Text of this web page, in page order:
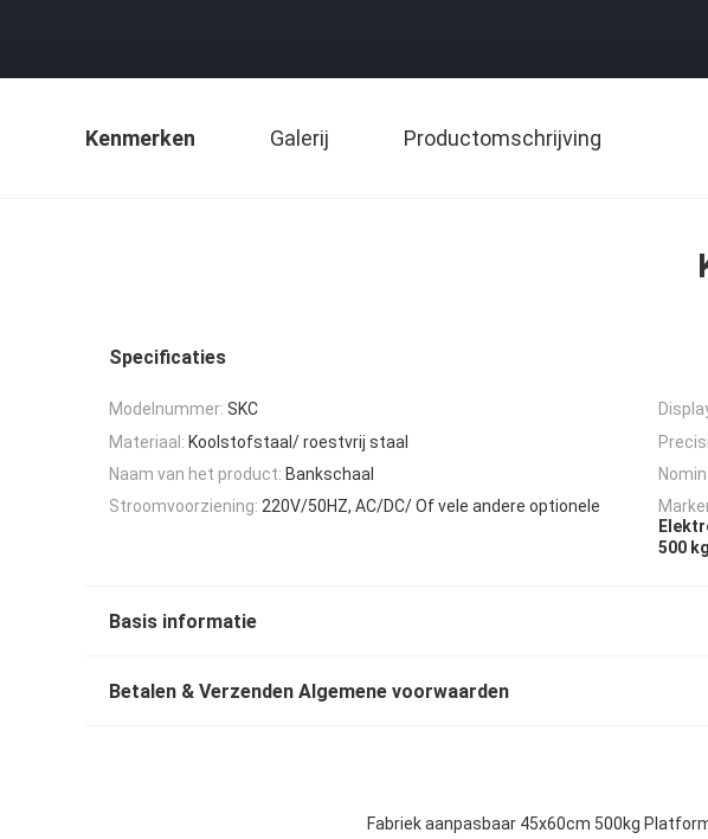
Kenmerken Galerij Productomschrijving
Specificaties
Modelnummer: SKC
Materiaal: Koolstofstaal/ roestvrij staal
Naam van het product: Bankschaal
Stroomvoorziening: 220V/50HZ, AC/DC/ Of vele andere optionele
500
Basis informatie
Betalen & Verzenden Algemene voorwaarden
Fabriek aanpasbaar 45x60cm 500kg